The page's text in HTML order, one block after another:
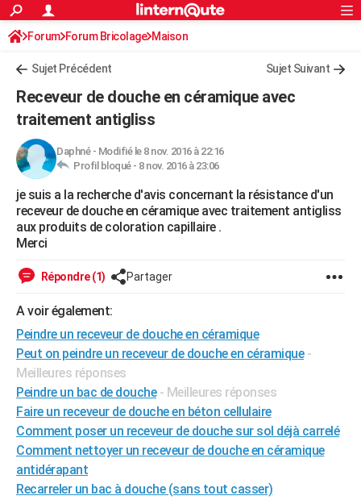
ACTUALITÉS
Politique
Société
Faits Divers
Education
Monde
Villes
+
Programme TV
TNTStreaming
Cinéma
Sorties cinéma
Musique
+FINANCE
Retraite
Impôts
Epargne
Immobilier
Risques naturels par ville
Banque
Assurance
Crédit
AUTO
Essais
Réserver un essai
Citadines
Berlines
SUV
Forum auto
HIGH-TECH
Mobiles
Meilleur smartphone
Internet
Ordinateurs
Jeux vidéo
Guide high-tech
+BRICOLAGE
Forum
Aménagement intérieur
Extérieur
Cuisine
Salle de bains
Jardinage
Rangement
WEEK-END
Guides de France
Escapades
Patrimoine
Expositions
Musées
Week-end nature
LIFESTYLE
Art de vivre
Bien-être
Loisirs
Mode
Modes de vie
SANTE
Alimentation
Guide de la santé
Maladies
Médicaments
Sommeil
VOYAGE
Destinations
City break
Voyage nature
Voyage de noces
Forum
Climat
+PHOTO
GUIDES D'ACHAT
BONS PLANS
CARTE DE VOEUX
S'inscrire
Connexion
Forum Forum Bricolage Maison
Sujet Précédent Sujet Suivant
Receveur de douche en céramique avec
traitement antigliss
Daphné- Modifié le 8 nov. 2016 à 22:16
Profil bloqué - 8 nov. 2016 à 23:06
je suis a la recherche d'avis concernant la résistance d'un
receveur de douche en céramique avec traitement antigliss
aux produits de coloration capillaire .
Merci
Répondre (1) Partager
A voir également:
Peindre un receveur de douche en céramique
Peut on peindre un receveur de douche en céramique -
Meilleures réponses
Peindre un bac de douche - Meilleures réponses
Faire un receveur de douche en béton cellulaire
Comment poser un receveur de douche sur sol déjà carrelé
Comment nettoyer un receveur de douche en céramique
antidérapant
Recarreler un bac à douche (sans tout casser)